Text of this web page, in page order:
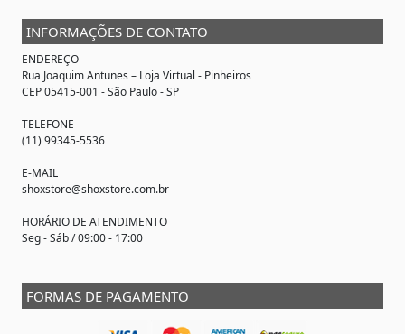
INFORMAÇÕES DE CONTATO
ENDEREÇO
Rua Joaquim Antunes – Loja Virtual - Pinheiros
CEP 05415-001 - São Paulo - SP
TELEFONE
(11) 99345-5536
E-MAIL
shoxstore@shoxstore.com.br
HORÁRIO DE ATENDIMENTO
Seg - Sáb / 09:00 - 17:00
FORMAS DE PAGAMENTO